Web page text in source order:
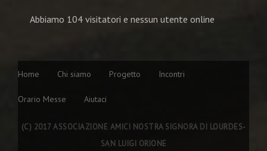
Abbiamo 104 visitatori e nessun utente online
Home Chi siamo Progetto Incontri
Orario Messe Aiutaci
(C) 2017 ASSOCIAZIONE AMICI NOSTRA SIGNORA DI LOURDES-
SAN LUIGI ORIONE